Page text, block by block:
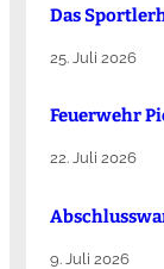
Das
25. Juli 2026
Feuerwehr
22. Juli 2026
9. Juli 2026